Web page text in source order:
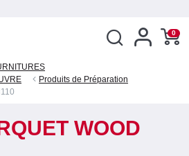
0
Produits de Préparation
WOOD